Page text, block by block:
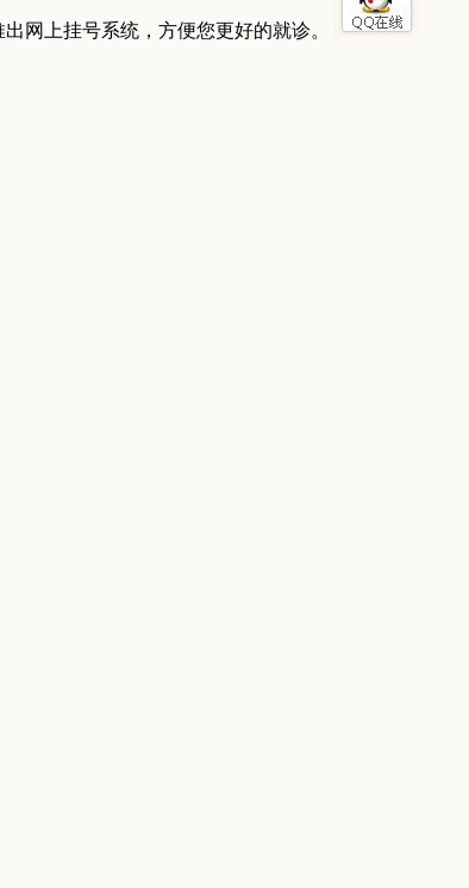
网上挂号系统，方便您更好的就诊。